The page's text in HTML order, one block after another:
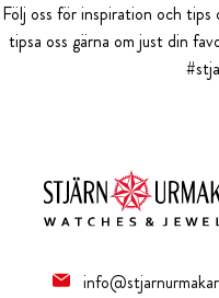
Följ oss för inspiration och
tipsa oss gärna om just din